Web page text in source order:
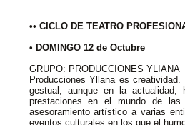
•• CICLO DE TEATRO
• DOMINGO 12 de Octubre
GRUPO: PRODUCCIONES YLIANA
Producciones Yllana es
gestual, aunque en la actualidad,
prestaciones en el mundo de
asesoramiento artístico a varias
eventos culturales en los que el